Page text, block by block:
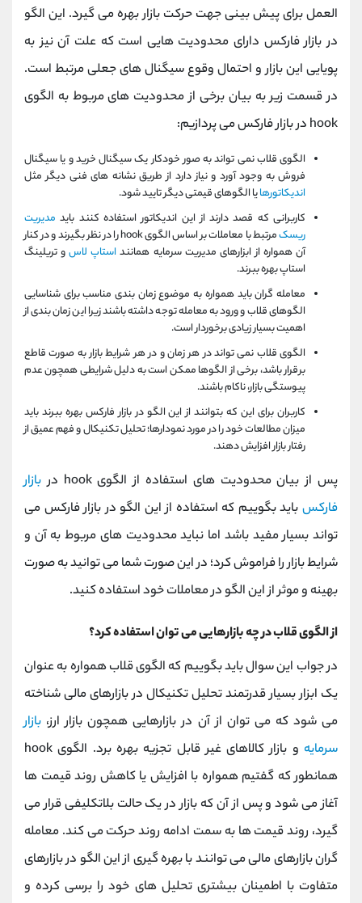
العمل برای پیش بینی جهت حرکت بازار بهره می گیرد. این الگو
در بازار فارکس دارای محدودیت هایی است که علت آن نیز به
پویایی این بازار و احتمال وقوع سیگنال های جعلی مرتبط است.
در قسمت زیر به بیان برخی از محدودیت های مربوط به الگوی
hook در بازار فارکس می پردازیم:
الگوی قلاب نمی تواند به صور خودکار یک سیگنال خرید و یا سیگنال
فروش به وجود آورد و نیاز دارد از طریق نشانه های فنی دیگر مثل
اندیکاتورهایا الگوهای قیمتی دیگر تایید شود.
کاربرانی که قصد دارند از این اندیکاتور استفاده کنند باید مدیریت
ریسک
مرتبط با معاملات بر اساس الگوی hook را در نظر بگیرند و در کنار
آن همواره از ابزارهای مدیریت سرمایه هماننداستاپ لاسو تریلینگ
استاپ بهره ببرند.
معامله گران باید همواره به موضوع زمان بندی مناسب برای شناسایی
الگوهای قلاب و ورود به معامله توجه داشته باشند زیرا این زمان بندی از
اهمیت بسیار زیادی برخوردار است.
الگوی قلاب نمی‌ تواند در هر زمان و در هر شرایط بازار به صورت قاطع
برقرار باشد، برخی از الگوها ممکن است به دلیل شرایطی همچون عدم
پیوستگی بازار، ناکام باشند.
کاربران برای این که بتوانند از این الگو در بازار فارکس بهره ببرند باید
میزان مطالعات خود را در مورد نمودارها؛ تحلیل تکنیکال و فهم عمیق از
رفتار بازار افزایش دهند.
پس از بیان محدودیت های استفاده از الگوی hook در
بازار
فارکس باید بگوییم که استفاده از این الگو در بازار فارکس می
تواند بسیار مفید باشد اما نباید محدودیت های مربوط به آن و
شرایط بازار را فراموش کرد؛ در این صورت شما می توانید به صورت
بهینه و موثر از این الگو در معاملات خود استفاده کنید.
از الگوی قلاب در چه بازارهایی می توان استفاده کرد؟
در جواب این سوال باید بگوییم که الگوی قلاب همواره به عنوان
یک ابزار بسیار قدرتمند تحلیل تکنیکال در بازارهای مالی شناخته
می شود که می توان از آن در بازارهایی همچون بازار ارز، بازار
سرمایه
و بازار کالاهای غیر قابل تجزیه بهره برد. الگوی hook
همانطور که گفتیم همواره با افزایش یا کاهش روند قیمت ها
آغاز می شود و پس از آن که بازار در یک حالت بلاتکلیفی قرار می
گیرد، روند قیمت ها به سمت ادامه روند حرکت می کند. معامله
گران بازارهای مالی می توانند با بهره گیری از این الگو در بازارهای
متفاوت با اطمینان بیشتری تحلیل های خود را برسی کرده و